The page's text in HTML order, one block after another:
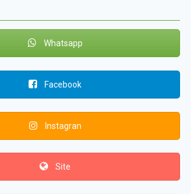
Whatsapp
Facebook
Instagran
Site